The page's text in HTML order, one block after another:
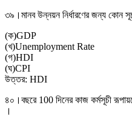
৩৯। মানব উন্নয়ন নির্ধারণের জন্য কোন
(ক)GDP
(খ)Unemployment Rate
(গ)HDI
(ঘ)CPI
উত্তর: HDI
৪০। বছরে 100 দিনের কাজ কর্মসূচী
।